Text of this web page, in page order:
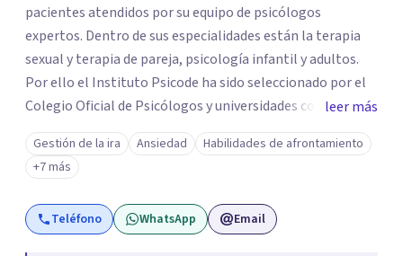
pacientes atendidos por su equipo de psicólogos
expertos. Dentro de sus especialidades están la terapia
sexual y terapia de pareja, psicología infantil y adultos.
Por ello el Instituto Psicode ha sido seleccionado por el
Colegio Oficial de Psicólogos y universidades como la
UNIR, Europea y la U. Nebrija para que colabore en la
formación de psicólogos de máster y psicólogos
colegiados. Están en continuo crecimiento. Actualmente
tiene sede en Madrid y Alicante.
leer más
Gestión de la ira Ansiedad
Habilidades de afrontamiento
+7 más
Teléfono WhatsApp Email